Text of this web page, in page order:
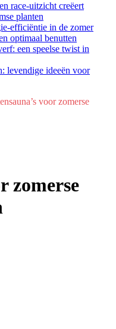
race-uitzicht creëert
planten
efficiëntie in de zomer
optimaal benutten
een speelse twist in
levendige ideeën voor
voor zomerse
zomerse